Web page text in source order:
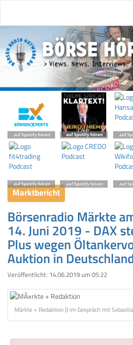
Marktbericht
Börsenradio Märkte
14. Juni 2019 - DAX
Plus wegen
Auktion in
Veröffentlicht: 14.06.2019 um 05:22
Märkte + Redaktion () im Gespräch mit